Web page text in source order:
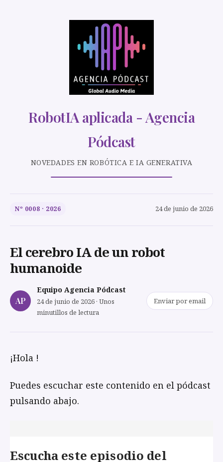
RobotIA aplicada - Agencia
Pódcast
NOVEDADES EN ROBÓTICA E IA GENERATIVA
Nº 0008 · 2026 24 de junio de 2026
El cerebro IA de un robot
humanoide
AP
Equipo Agencia Pódcast
24 de junio de 2026 · Unos
minutillos de lectura
Enviar por email
¡Hola !
Puedes escuchar este contenido en el pódcast
pulsando abajo.
Escucha este episodio del